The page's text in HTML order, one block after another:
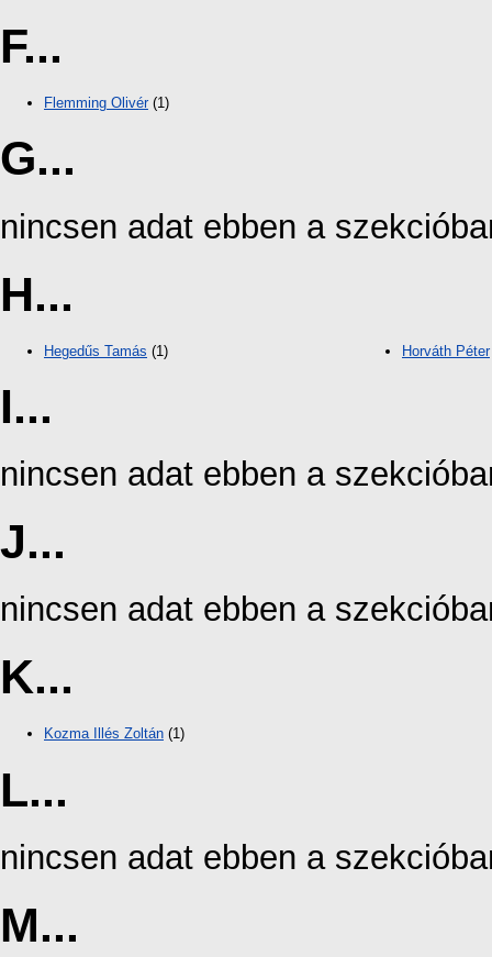
F...
Flemming Olivér(1)
G...
nincsen adat ebben a
H...
Hegedűs Tamás (1) Horváth Péter
I...
nincsen adat ebben a
J...
nincsen adat ebben a
K...
Kozma Illés Zoltán (1)
L...
nincsen adat ebben a
M...